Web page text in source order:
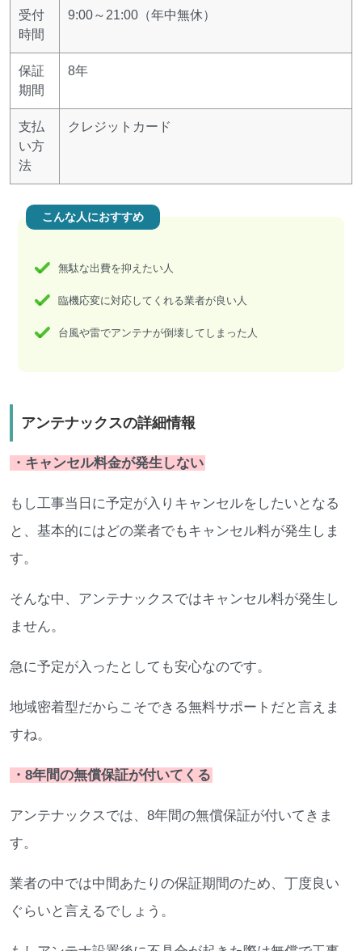
受付
時間
9:00～21:00（年中無休）
保証
期間
8年
支払
い方
法
クレジットカード
こんな人におすすめ
無駄な出費を抑えたい人
臨機応変に対応してくれる業者が良い人
台風や雷でアンテナが倒壊してしまった人
アンテナックスの詳細情報
・キャンセル料金が発生しない
もし工事当日に予定が入りキャンセルをしたいとなる
と、基本的にはどの業者でもキャンセル料が発生しま
す。
そんな中、アンテナックスではキャンセル料が発生し
ません。
急に予定が入ったとしても安心なのです。
地域密着型だからこそできる無料サポートだと言えま
すね。
・8年間の無償保証が付いてくる
アンテナックスでは、8年間の無償保証が付いてきま
す。
業者の中では中間あたりの保証期間のため、丁度良い
ぐらいと言えるでしょう。